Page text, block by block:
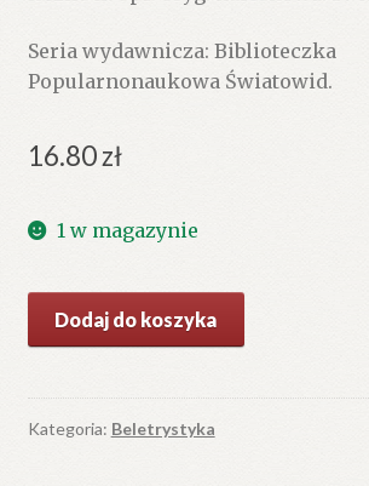
Seria wydawnicza: Biblioteczka
Popularnonaukowa Światowid.
16.80zł
1 w magazynie
Karmazyni
chudopachołki.
Dodaj do koszyka
Kategoria: Beletrystyka